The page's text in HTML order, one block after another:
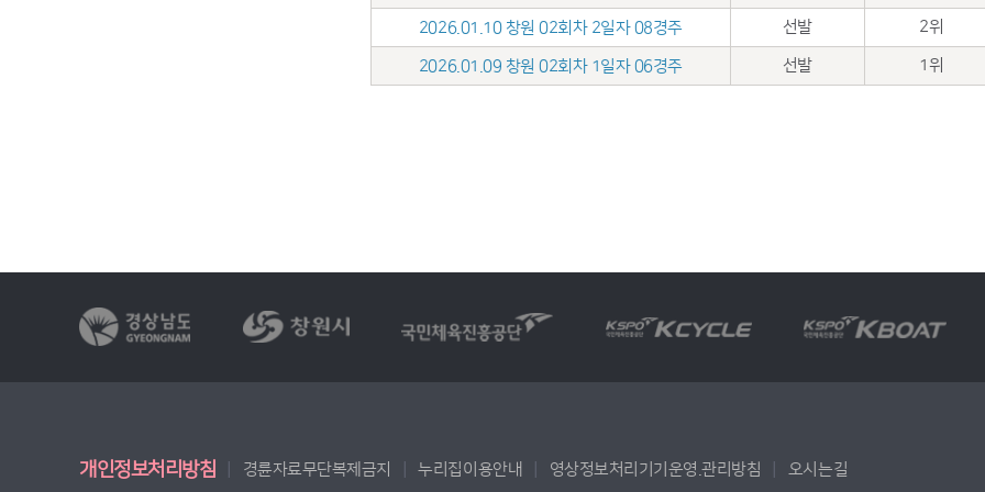
2026.01.10 창원 02회차 2일자 08경주 선발 2위
2026.01.09 창원 02회차 1일자 06경주 선발 1위
개인정보처리방침 경륜자료무단복제금지 누리집이용안내 영상정보처리기기운영.관리방침 오시는길